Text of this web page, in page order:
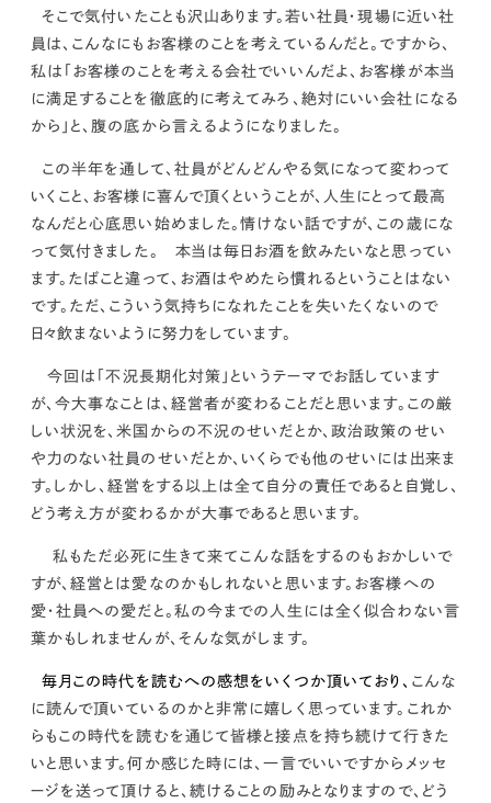
そこで気付いたことも沢山あります。若い社員・現場に近い社
員は、こんなにもお客様のことを考えているんだと。ですから、
私は
「お客様のことを考える会社でいいんだよ、お客様が本当
に満足することを徹底的に考えてみろ、絶対にいい会社になる
から」と、腹の底から言えるようになりました。
この半年を通して、 社員がどんどんやる気になって変わって
いくこと、お客様に喜んで頂くということが、人生にとって最高
なんだと心底思い始めました。情けない話ですが、この歳にな
って気付きました。 本当は毎日お酒を飲みたいなと思ってい
ます。たばこと違って、お酒はやめたら慣れるということはない
です。ただ、 こういう気持ちになれたことを失いたくないので
日々飲まないように努力をしています。
今回は「不況長期化対策」というテーマでお話しています
が、 今大事なことは、経営者が変わることだと思います。 この厳
しい状況を、米国からの不況のせいだとか、政治政策のせい
や力のない社員のせいだとか、いくらでも他のせいには出来ま
す。しかし、経営をする以上は全て自分の責任であると自覚し、
どう考え方が変わるかが大事であると思います。
私もただ必死に生きて来てこんな話をするのもおかしいで
すが、 経営とは愛なのかもしれないと思います。お客様への
愛・社員への愛だと。 私の今までの人生には全く似合わない言
葉かもしれませんが、そんな気がします。
毎月この時代を読むへの感想をいくつか頂いており、 こんな
に読んで頂いているのかと非常に嬉しく思っています。これか
らもこの時代を読むを通じて皆様と接点を持ち続けて行きた
いと思います。何か感じた時には、一言でいいですからメッセ
ージを送って頂けると、続けることの励みとなりますので、どう